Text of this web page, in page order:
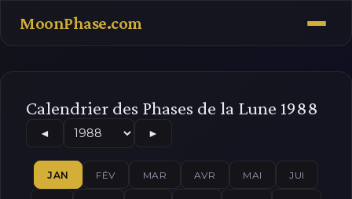
MoonPhase.com
Calendrier des Phases de la Lune 1988
◄ ►
JAN FÉV MAR AVR MAI JUI